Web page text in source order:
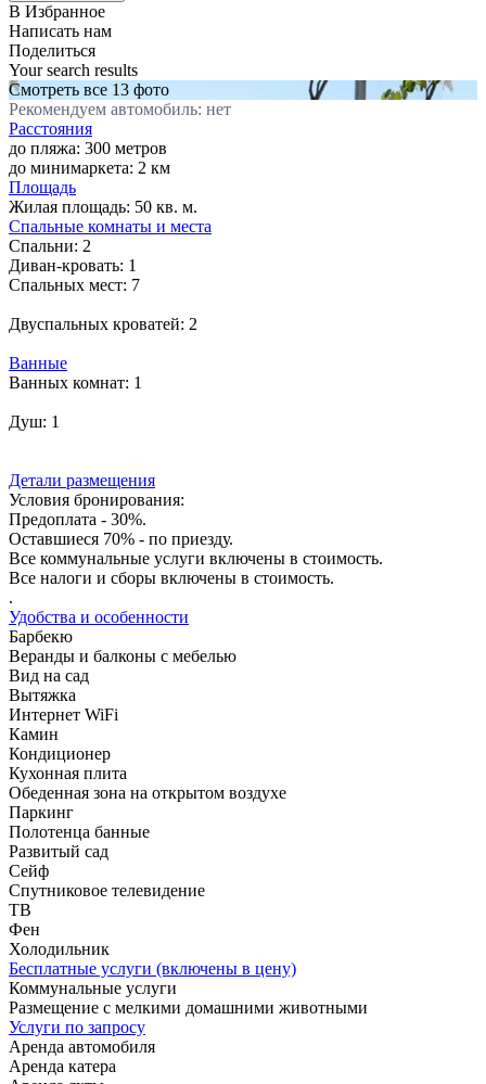
В Избранное
Написать нам
Поделиться
Your search results
Смотреть все 13 фото
Рекомендуем автомобиль: нет
Расстояния
до пляжа: 300 метров
до минимаркета: 2 км
Площадь
Жилая площадь: 50 кв. м.
Спальные комнаты и места
Спальни: 2
Диван-кровать: 1
Спальных мест: 7
Двуспальных кроватей: 2
Ванные
Ванных комнат: 1
Душ: 1
Детали размещения
Условия бронирования:
Предоплата - 30%.
Оставшиеся 70% - по приезду.
Все коммунальные услуги включены в стоимость.
Все налоги и сборы включены в стоимость.
.
Удобства и особенности
Барбекю
Веранды и балконы с мебелью
Вид на сад
Вытяжка
Интернет WiFi
Камин
Кондиционер
Кухонная плита
Обеденная зона на открытом воздухе
Паркинг
Полотенца банные
Развитый сад
Сейф
Спутниковое телевидение
ТВ
Фен
Холодильник
Бесплатные услуги (включены в цену)
Коммунальные услуги
Размещение с мелкими домашними животными
Услуги по запросу
Аренда автомобиля
Аренда катера